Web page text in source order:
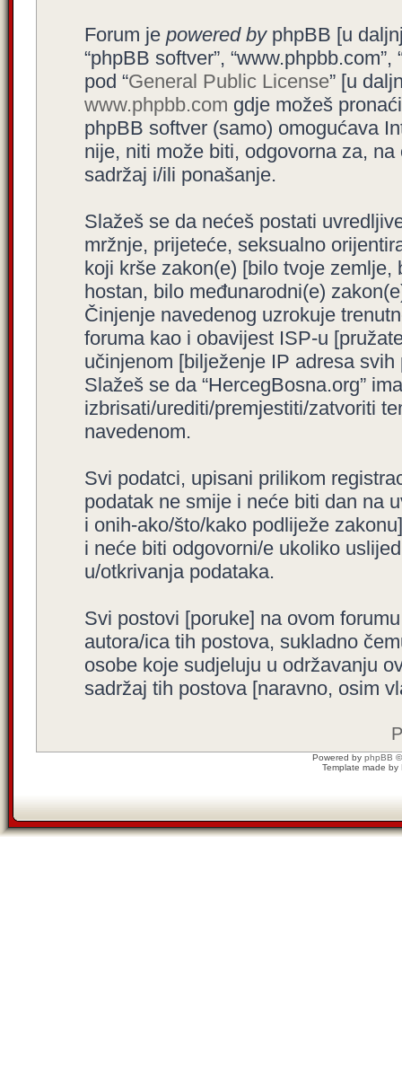
Forum je powered byphpBB [u
“phpBB softver”,
pod “General Public License” [u
www.phpbb.com gdje možeš
phpBB softver (samo) omogućava
nije, niti može biti, odgovorna za,
sadržaj i/ili ponašanje.
Slažeš se da nećeš postati
mržnje, prijeteće, seksualno
koji krše zakon(e) [bilo tvoje zemlje,
hostan, bilo međunarodni(e)
Činjenje navedenog uzrokuje
foruma kao i obavijest ISP-u
učinjenom [bilježenje IP adresa
Slažeš se da “HercegBosna.org”
izbrisati/urediti/premjestiti/zatvoriti
navedenom.
Svi podatci, upisani prilikom
podatak ne smije i neće biti dan na
i onih-ako/što/kako podliježe
i neće biti odgovorni/e ukoliko
u/otkrivanja podataka.
Svi postovi [poruke] na ovom
autora/ica tih postova, sukladno
osobe koje sudjeluju u održavanju
sadržaj tih postova [naravno, osim
Powered by phpBB
Template made by